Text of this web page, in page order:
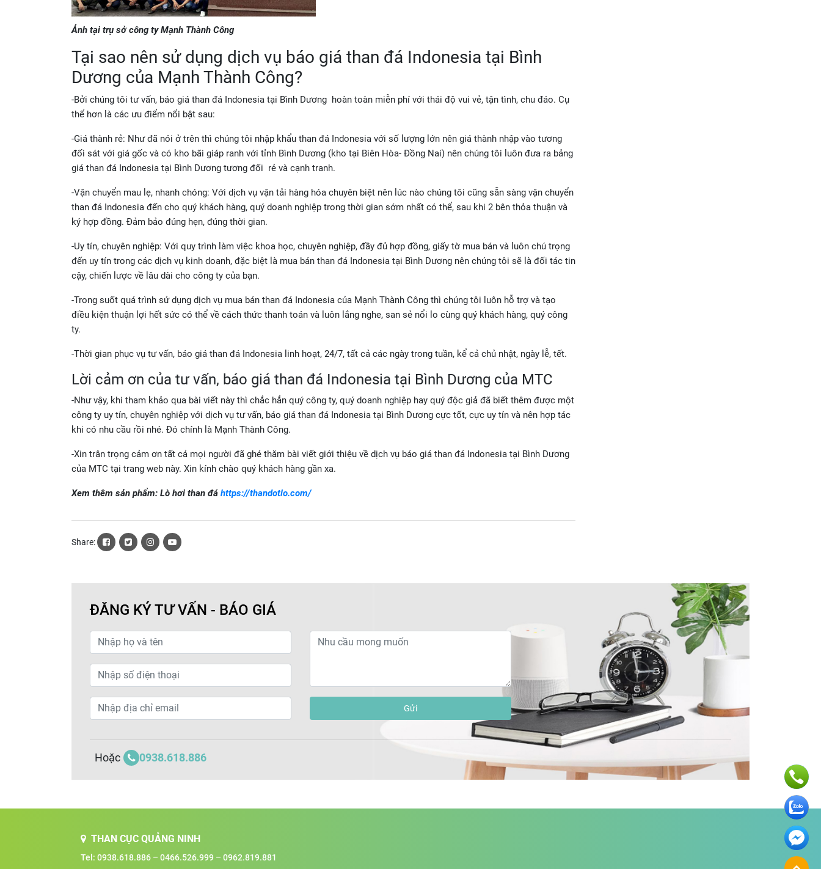
Ảnh tại trụ sở công ty Mạnh Thành Công
Tại sao nên sử dụng dịch vụ báo giá than đá Indonesia tại Bình
Dương của Mạnh Thành Công?
-Bởi chúng tôi tư vấn, báo giá than đá Indonesia tại Bình Dương hoàn toàn miễn phí với thái độ vui vẻ, tận tình, chu đáo. Cụ
thể hơn là các ưu điểm nổi bật sau:
-Giá thành rẻ: Như đã nói ở trên thì chúng tôi nhập khẩu than đá Indonesia với số lượng lớn nên giá thành nhập vào tương
đối sát với giá gốc và có kho bãi giáp ranh với tỉnh Bình Dương (kho tại Biên Hòa- Đồng Nai) nên chúng tôi luôn đưa ra bảng
giá than đá Indonesia tại Bình Dương tương đối rẻ và cạnh tranh.
-Vận chuyển mau lẹ, nhanh chóng: Với dịch vụ vận tải hàng hóa chuyên biệt nên lúc nào chúng tôi cũng sẵn sàng vận chuyển
than đá Indonesia đến cho quý khách hàng, quý doanh nghiệp trong thời gian sớm nhất có thể, sau khi 2 bên thỏa thuận và
ký hợp đồng. Đảm bảo đúng hẹn, đúng thời gian.
-Uy tín, chuyên nghiệp: Với quy trình làm việc khoa học, chuyên nghiệp, đầy đủ hợp đồng, giấy tờ mua bán và luôn chú trọng
đến uy tín trong các dịch vụ kinh doanh, đặc biệt là mua bán than đá Indonesia tại Bình Dương nên chúng tôi sẽ là đối tác tin
cậy, chiến lược về lâu dài cho công ty của bạn.
-Trong suốt quá trình sử dụng dịch vụ mua bán than đá Indonesia của Mạnh Thành Công thì chúng tôi luôn hỗ trợ và tạo
điều kiện thuận lợi hết sức có thể về cách thức thanh toán và luôn lắng nghe, san sẻ nổi lo cùng quý khách hàng, quý công
ty.
-Thời gian phục vụ tư vấn, báo giá than đá Indonesia linh hoạt, 24/7, tất cả các ngày trong tuần, kể cả chủ nhật, ngày lễ, tết.
Lời cảm ơn của tư vấn, báo giá than đá Indonesia tại Bình Dương của MTC
-Như vậy, khi tham khảo qua bài viết này thì chắc hẳn quý công ty, quý doanh nghiệp hay quý độc giả đã biết thêm được một
công ty uy tín, chuyên nghiệp với dịch vụ tư vấn, báo giá than đá Indonesia tại Bình Dương cực tốt, cực uy tín và nên hợp tác
khi có nhu cầu rồi nhé. Đó chính là Mạnh Thành Công.
-Xin trân trọng cảm ơn tất cả mọi người đã ghé thăm bài viết giới thiệu về dịch vụ báo giá than đá Indonesia tại Bình Dương
của MTC tại trang web này. Xin kính chào quý khách hàng gần xa.
Xem thêm sản phẩm: Lò hơi than đá https://thandotlo.com/
Share:
ĐĂNG KÝ TƯ VẤN - BÁO GIÁ
Gửi
Hoặc 0938.618.886
THAN CỤC QUẢNG NINH
Tel: 0938.618.886 – 0466.526.999 – 0962.819.881